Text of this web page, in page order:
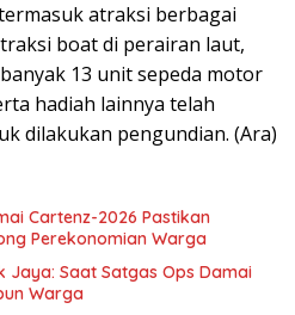
atraksi berbagai
boat di perairan laut,
13 unit sepeda motor
hadiah lainnya telah
dilakukan pengundian. (Ara)
Cartenz-2026 Pastikan
Perekonomian Warga
Jaya: Saat Satgas Ops Damai
Warga